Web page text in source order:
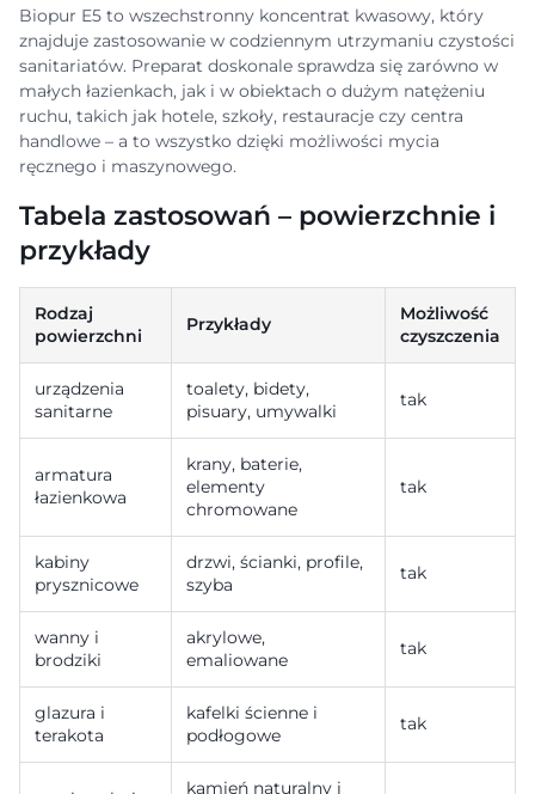
Biopur E5 to wszechstronny koncentrat kwasowy, który
znajduje zastosowanie w codziennym utrzymaniu czystości
sanitariatów. Preparat doskonale sprawdza się zarówno w
małych łazienkach, jak i w obiektach o dużym natężeniu
ruchu, takich jak hotele, szkoły, restauracje czy centra
handlowe – a to wszystko dzięki możliwości mycia
ręcznego i maszynowego.
Tabela zastosowań – powierzchnie i
przykłady
Rodzaj
powierzchni
Przykłady
Możliwość
czyszczenia
urządzenia
sanitarne
toalety, bidety,
pisuary, umywalki
tak
armatura
łazienkowa
krany, baterie,
elementy
chromowane
tak
kabiny
prysznicowe
drzwi, ścianki, profile,
szyba
tak
wanny i
brodziki
akrylowe,
emaliowane
tak
glazura i
terakota
kafelki ścienne i
podłogowe
tak
kamień naturalny i